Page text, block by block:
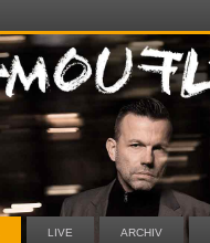
LIVE ARCHIV